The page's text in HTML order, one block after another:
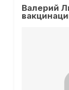
Валерий